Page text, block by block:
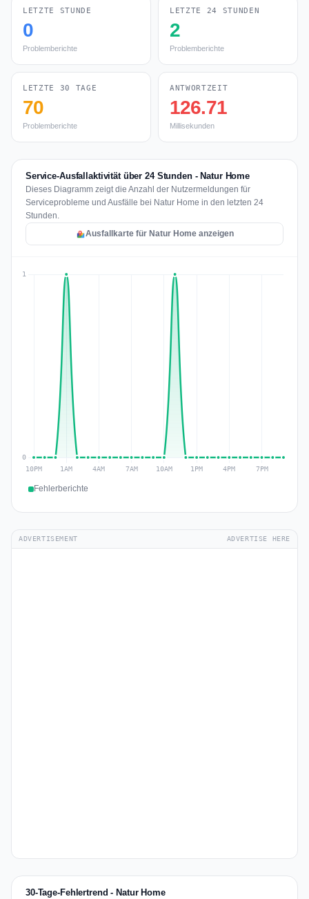
LETZTE STUNDE
0
Problemberichte
LETZTE 24 STUNDEN
2
Problemberichte
LETZTE 30 TAGE
70
Problemberichte
ANTWORTZEIT
126.71
Millisekunden
Service-Ausfallaktivität über 24 Stunden - Natur Home
Dieses Diagramm zeigt die Anzahl der Nutzermeldungen für
Serviceprobleme und Ausfälle bei Natur Home in den letzten 24
Stunden.
Ausfallkarte für Natur Home anzeigen
Fehlerberichte
ADVERTISEMENT ADVERTISE HERE
30-Tage-Fehlertrend - Natur Home